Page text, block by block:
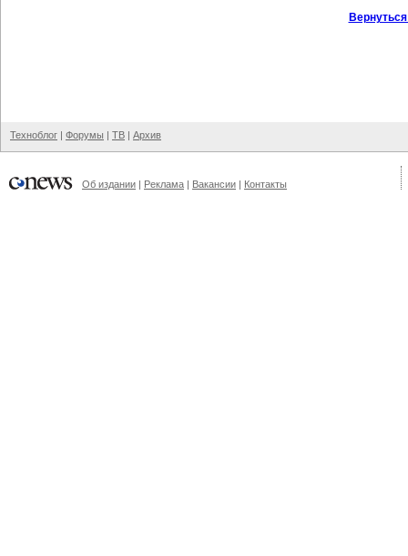
Техноблог | Форумы | ТВ | Архив
Об издании | Реклама | Вакансии | Контакты